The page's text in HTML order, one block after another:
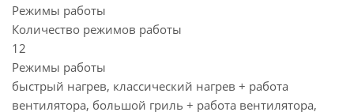
Режимы работы
Количество режимов работы
12
Режимы работы
быстрый нагрев, классический нагрев + работа
вентилятора, большой гриль + работа вентилятора,